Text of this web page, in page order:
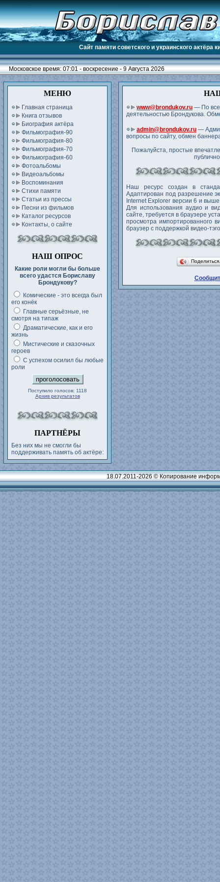
Сайт памяти советского и украинского
Московское время: 07:01 - воскресение - 9 Августа 2026
МЕНЮ
Главная страница
Книга отзывов
Биография актёра
Фильмография-90
Фильмография-80
Фильмография-70
Фильмография-60
Фотоальбомы
Видеоальбомы
Воспоминания
Стихи памяти
Статьи из прессы
Песни из фильмов
Каталог ресурсов
Контакты, о сайте
НАШ ОПРОС
Какие роли могли бы больше
всего удастся Бориславу
Брондукову?
Комические - это всегда был
его конёк
Главные серьёзные, не
смотря на типаж
Драматические, как и его
жизнь
Мистические и сказочных
героев
С успехом осилил бы любые
роли
Поступило голосов: 1118
Архив результатов
ПАРТНЁРЫ
Без них мы не смогли бы
поддерживать память об актёре:
www@brondukov.ru — По
деятельностью Брондукова.
admin@brondukov.ru —
вопросы по сайту, обмен
Пожалуйста, простые
Наш ресурс создан в
Адаптирован под разрешение
Internet Explorer версии 6 и
Для использования аудио и
сайте, требуется в браузере
просмотра импортированного
браузер с поддержкой видео-
18.07.2011-2026 © Копирование